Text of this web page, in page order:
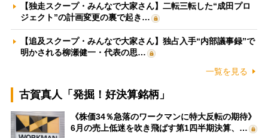
【独走スクープ・みんなで大家さん】二転三転した“成田プロ
ジェクト”の計画変更の裏で起き…
【追及スクープ・みんなで大家さん】独占入手“内部議事録”で
明かされる柳瀬健一・代表の思…
一覧を見る
古賀真人「発掘！好決算銘柄」
《株価34％急落のワークマンに特大反転の期待》
6月の売上低迷を吹き飛ばす第1四半期決算、…